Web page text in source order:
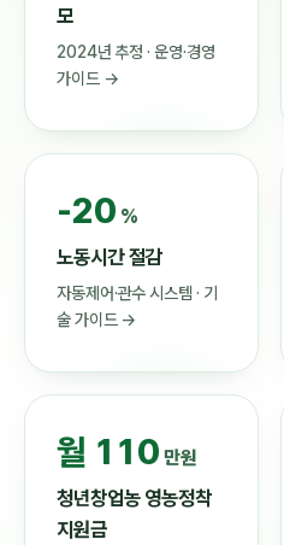
모
2024년 추정 · 운영·경영
가이드 →
-20 %
노동시간 절감
자동제어·관수 시스템 · 기
술 가이드 →
월 110 만원
청년창업농 영농정착
지원금